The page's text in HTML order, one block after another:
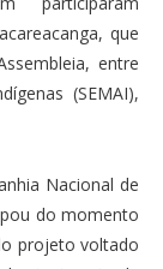
que
entre
(SEMAI),
Nacional de
do momento
projeto voltado